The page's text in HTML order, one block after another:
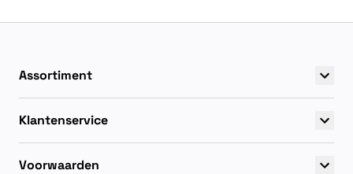
Assortiment
Klantenservice
Voorwaarden